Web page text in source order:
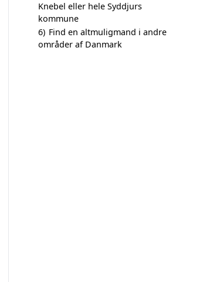
Knebel eller hele Syddjurs
kommune
6) Find en altmuligmand i andre
områder af Danmark